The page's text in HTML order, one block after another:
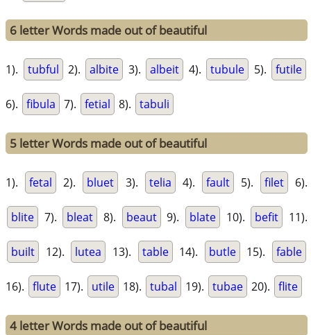
6 letter Words made out of beautiful
1). tubful 2). albite 3). albeit 4). tubule 5). futile
6). fibula 7). fetial 8). tabuli
5 letter Words made out of beautiful
1). fetal 2). bluet 3). telia 4). fault 5). filet 6).
blite 7). bleat 8). beaut 9). blate 10). befit 11).
built 12). lutea 13). table 14). butle 15). fable
16). flute 17). utile 18). tubal 19). tubae 20). flite
4 letter Words made out of beautiful